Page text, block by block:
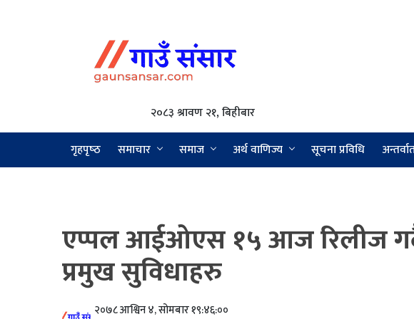
२०८३ श्रावण २१, बिहीबार
गृहपृष्‍ठ
समाचार समाज अर्थ वाणिज्य सूचना प्रविधि
एप्पल आईओएस १५ आज रिलीज
प्रमुख सुविधाहरु
२०७८ आश्विन ४, सोमबार १९:४६:००